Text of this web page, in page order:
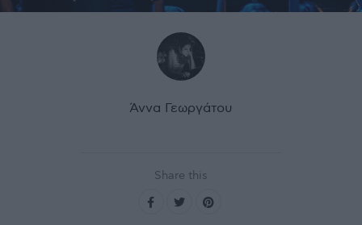
Άννα Γεωργάτου
Share this